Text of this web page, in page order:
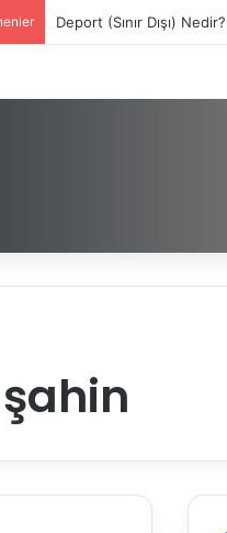
Deport (Sınır Dışı)